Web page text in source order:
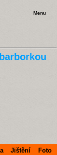
Menu
Jištění
Foto